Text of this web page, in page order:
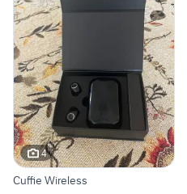
4
Cuffie Wireless